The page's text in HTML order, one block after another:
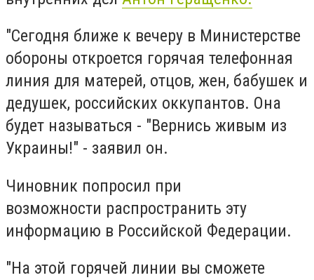
"Сегодня ближе к вечеру в Министерстве
обороны откроется горячая телефонная
линия для матерей, отцов, жен, бабушек и
дедушек, российских оккупантов. Она
будет называться - "Вернись живым из
Украины!" - заявил он.
Чиновник попросил при
возможности распространить эту
информацию в Российской Федерации.
"На этой горячей линии вы сможете